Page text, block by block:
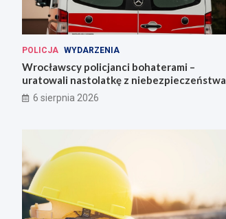
POLICJA WYDARZENIA
Wrocławscy policjanci bohaterami –
uratowali nastolatkę z niebezpieczeństwa
6 sierpnia 2026